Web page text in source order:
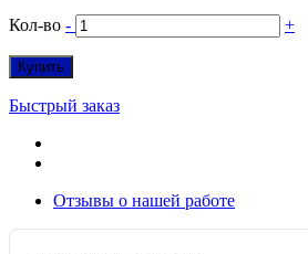
Кол-во - +
Купить
Быстрый заказ
Отзывы о нашей работе